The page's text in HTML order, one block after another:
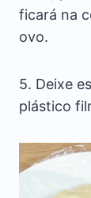
ficará na
ovo.
5. Deixe
plástico